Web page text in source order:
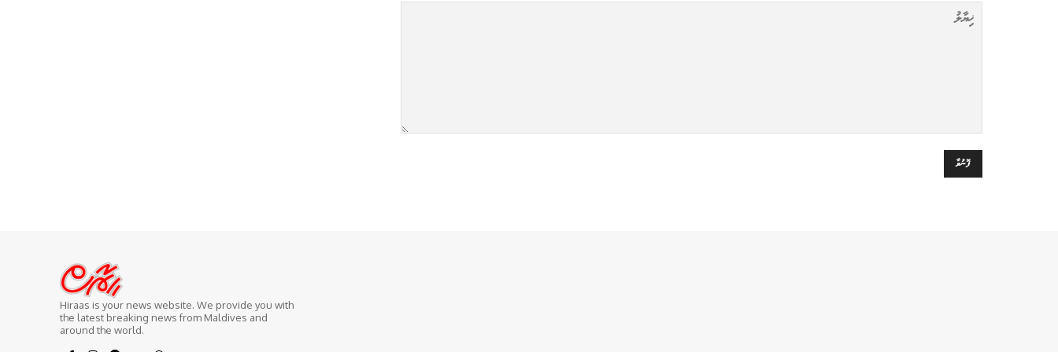
Hiraas is your news website. We provide you with
the latest breaking news from Maldives and
around the world.